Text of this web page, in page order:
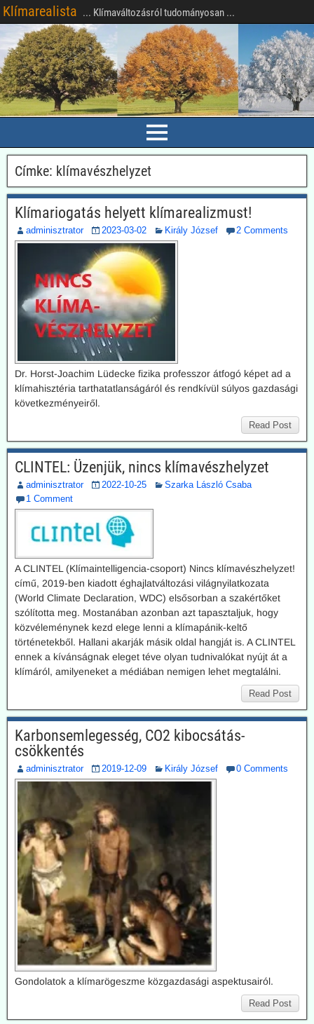
Klímarealista ... Klímaváltozásról tudományosan ...
Címke: klímavészhelyzet
Klímariogatás helyett klímarealizmust!
adminisztrator 2023-03-02 Király József 2 Comments
Dr. Horst-Joachim Lüdecke fizika professzor átfogó képet ad a
klímahisztéria tarthatatlanságáról és rendkívül súlyos gazdasági
következményeiről.
Read Post
CLINTEL: Üzenjük, nincs klímavészhelyzet
adminisztrator 2022-10-25
Szarka László Csaba
1 Comment
A CLINTEL (Klímaintelligencia-csoport) Nincs klímavészhelyzet!
című, 2019-ben kiadott éghajlatváltozási világnyilatkozata
(World Climate Declaration, WDC) elsősorban a szakértőket
szólította meg. Mostanában azonban azt tapasztaljuk, hogy
közvéleménynek kezd elege lenni a klímapánik-keltő
történetekből. Hallani akarják másik oldal hangját is. A CLINTEL
ennek a kívánságnak eleget téve olyan tudnivalókat nyújt át a
klímáról, amilyeneket a médiában nemigen lehet megtalálni.
Read Post
Karbonsemlegesség, CO2 kibocsátás-
csökkentés
adminisztrator 2019-12-09 Király József 0 Comments
Gondolatok a klímarögeszme közgazdasági aspektusairól.
Read Post